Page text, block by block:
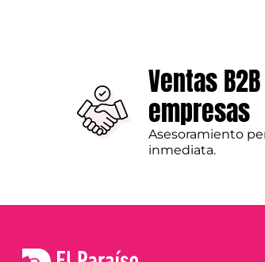
Ventas
empresas
Asesoramiento
inmediata.